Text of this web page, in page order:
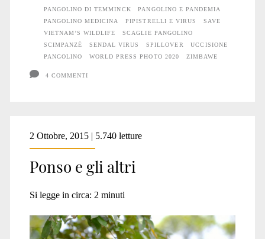
PANGOLINO DI TEMMINCK
PANGOLINO E PANDEMIA
PANGOLINO MEDICINA
PIPISTRELLI E VIRUS
SAVE
VIETNAM’S WILDLIFE
SCAGLIE PANGOLINO
SCIMPANZÉ
SENDAL VIRUS SPILLOVER
UCCISIONE
PANGOLINO
WORLD PRESS PHOTO 2020 ZIMBAWE
4 COMMENTI
2 Ottobre, 2015 | 5.740 letture
Ponso e gli altri
Si legge in circa: 2 minuti